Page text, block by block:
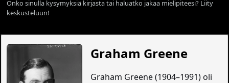
Onko sinulla kysymyksiä kirjasta tai haluatko jakaa mielipiteesi? Liity
keskusteluun!
Graham Greene
Graham Greene (1904–1991) oli